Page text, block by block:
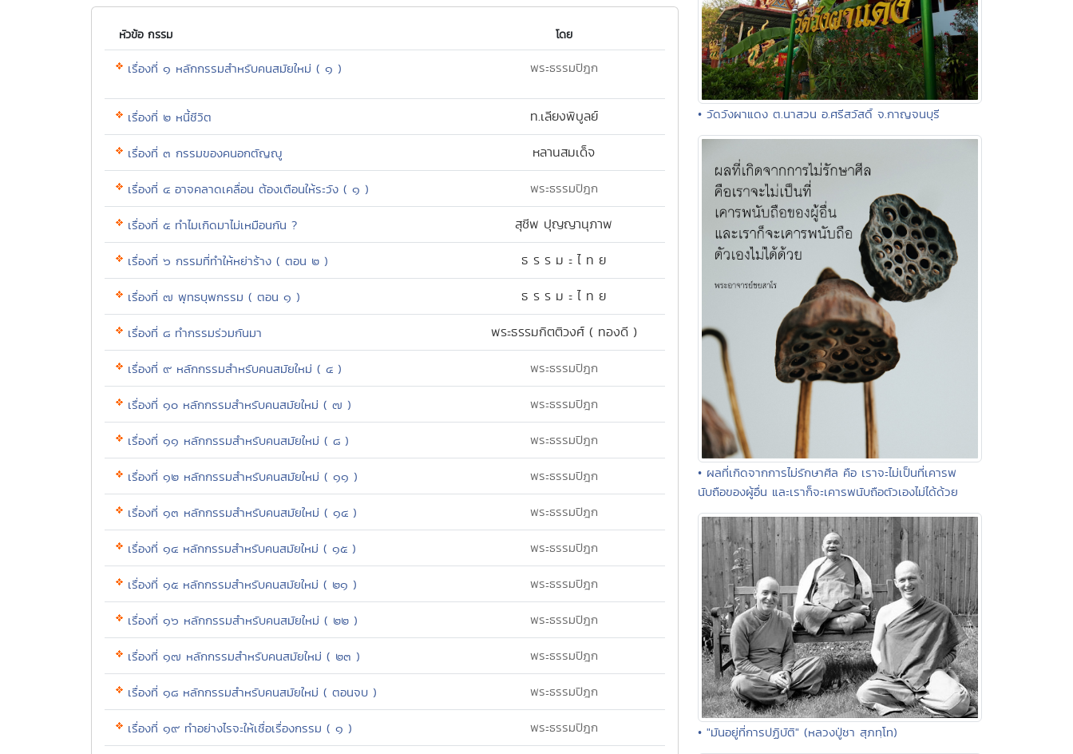
หัวข้อ กรรม โดย
เรื่องที่ ๑ หลักกรรมสำหรับคนสมัยใหม่ ( ๑ ) พระธรรมปิฎก
เรื่องที่ ๒ หนี้ชีวิต ท.เลียงพิบูลย์
เรื่องที่ ๓ กรรมของคนอกตัญญู หลานสมเด็จ
เรื่องที่ ๔ อาจคลาดเคลื่อน ต้องเตือนให้ระวัง ( ๑ ) พระธรรมปิฎก
เรื่องที่ ๕ ทำไมเกิดมาไม่เหมือนกัน ? สุชีพ ปุญญานุภาพ
เรื่องที่ ๖ กรรมที่ทำให้หย่าร้าง ( ตอน ๒ ) ธ ร ร ม ะ ไ ท ย
เรื่องที่ ๗ พุทธบุพกรรม ( ตอน ๑ ) ธ ร ร ม ะ ไ ท ย
เรื่องที่ ๘ ทำกรรมร่วมกันมา พระธรรมกิตติวงศ์ ( ทองดี )
เรื่องที่ ๙ หลักกรรมสำหรับคนสมัยใหม่ ( ๔ ) พระธรรมปิฎก
เรื่องที่ ๑๐ หลักกรรมสำหรับคนสมัยใหม่ ( ๗ ) พระธรรมปิฎก
เรื่องที่ ๑๑ หลักกรรมสำหรับคนสมัยใหม่ ( ๘ ) พระธรรมปิฎก
เรื่องที่ ๑๒ หลักกรรมสำหรับคนสมัยใหม่ ( ๑๑ ) พระธรรมปิฎก
เรื่องที่ ๑๓ หลักกรรมสำหรับคนสมัยใหม่ ( ๑๔ ) พระธรรมปิฎก
เรื่องที่ ๑๔ หลักกรรมสำหรับคนสมัยใหม่ ( ๑๕ ) พระธรรมปิฎก
เรื่องที่ ๑๕ หลักกรรมสำหรับคนสมัยใหม่ ( ๒๑ ) พระธรรมปิฎก
เรื่องที่ ๑๖ หลักกรรมสำหรับคนสมัยใหม่ ( ๒๒ ) พระธรรมปิฎก
เรื่องที่ ๑๗ หลักกรรมสำหรับคนสมัยใหม่ ( ๒๓ ) พระธรรมปิฎก
เรื่องที่ ๑๘ หลักกรรมสำหรับคนสมัยใหม่ ( ตอนจบ ) พระธรรมปิฎก
เรื่องที่ ๑๙ ทำอย่างไรจะให้เชื่อเรื่องกรรม ( ๑ ) พระธรรมปิฎก
• วัดวังผาแดง ต.นาสวน อ.ศรีสวัสดิ์ จ.กาญจนบุรี
• ผลที่เกิดจากการไม่รักษาศีล คือ เราจะไม่เป็นที่เคารพ
นับถือของผู้อื่น และเราก็จะเคารพนับถือตัวเองไม่ได้ด้วย
• "มันอยู่ที่การปฏิบัติ" (หลวงปู่ชา สุภทฺโท)